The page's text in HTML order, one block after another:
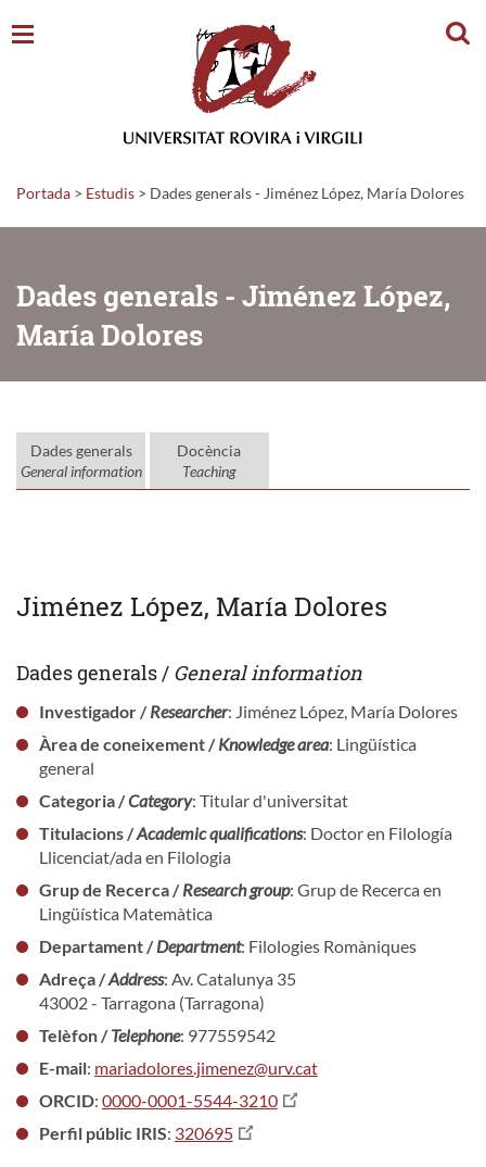
Portada > Estudis > Dades generals - Jiménez López, María Dolores
Dades generals - Jiménez López,
María Dolores
Dades generals
General information
Docència
Teaching
Jiménez López, María Dolores
Dades generals / General information
Investigador /Researcher: Jiménez López, María Dolores
Àrea de coneixement /Knowledge area: Lingüística
general
Categoria /Category: Titular d'universitat
Titulacions /Academic qualifications: Doctor en Filología
Llicenciat/ada en Filologia
Grup de Recerca /Research group: Grup de Recerca en
Lingüística Matemàtica
Departament /Department: Filologies Romàniques
Adreça /Address: Av. Catalunya 35
43002 - Tarragona (Tarragona)
Telèfon /Telephone: 977559542
E-mail: mariadolores.jimenez@urv.cat
ORCID: 0000-0001-5544-3210
Perfil públic IRIS: 320695